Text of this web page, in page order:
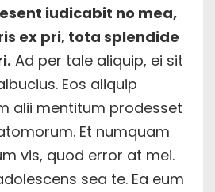
iudicabit no mea,
ex pri, tota splendide
Ad per tale aliquip, ei sit
Eos aliquip
alii mentitum prodesset
Et numquam
vis, quod error at mei.
sea te. Ea eum